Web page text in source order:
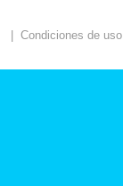
Condiciones de uso